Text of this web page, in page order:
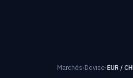
Marchés›Devise›EUR /